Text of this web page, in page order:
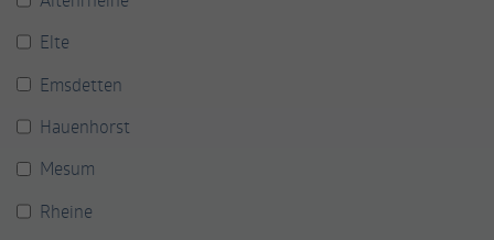
Elte
Emsdetten
Hauenhorst
Mesum
Rheine